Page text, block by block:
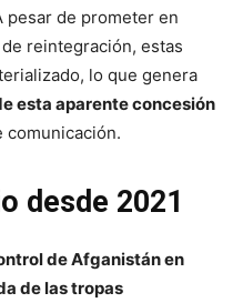
pesar de prometer en
reintegración, estas
lo que genera
esta aparente concesión
comunicación.
desde 2021
de Afganistán en
de las tropas